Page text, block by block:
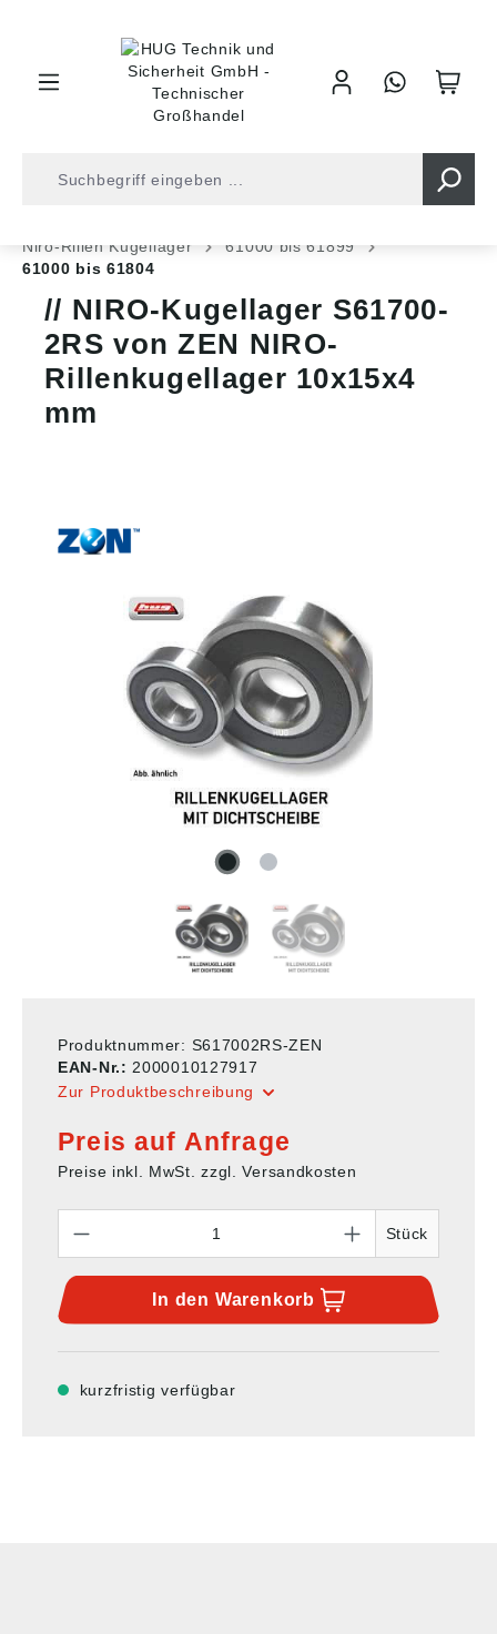
Niro-Rillen Kugellager
61000 bis 61899
61000 bis 61804
NIRO-Kugellager S61700-
2RS von ZEN NIRO-
Rillenkugellager 10x15x4
mm
Produktnummer: S617002RS-ZEN
EAN-Nr.: 2000010127917
Zur Produktbeschreibung
Preis auf Anfrage
Preise inkl. MwSt. zzgl. Versandkosten
Stück
In den Warenkorb
kurzfristig verfügbar